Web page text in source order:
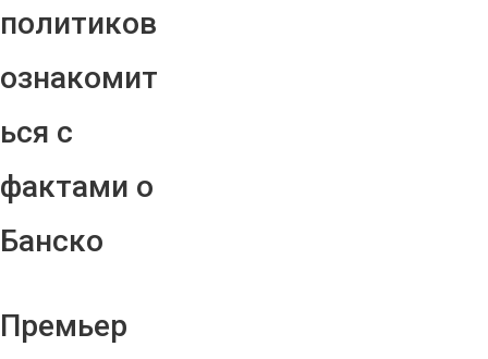
политиков
ознакомит
ься с
фактами о
Банско
Премьер